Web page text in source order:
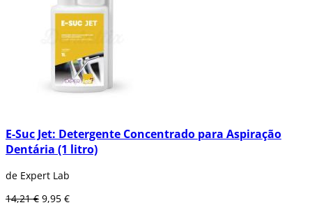
E-Suc Jet: Detergente Concentrado para Aspiração
Dentária (1 litro)
de Expert Lab
14,21 € 9,95 €